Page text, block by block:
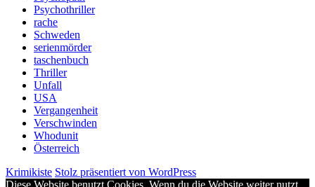
Psychothriller
rache
Schweden
serienmörder
taschenbuch
Thriller
Unfall
USA
Vergangenheit
Verschwinden
Whodunit
Österreich
Krimikiste Stolz präsentiert von WordPress
Diese Website benutzt Cookies. Wenn du die Website weiter nutzt,